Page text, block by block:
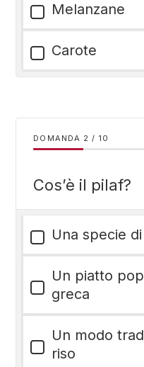
Melanzane
Carote
DOMANDA / 10
Cos’è il pilaf?
Una specie
Un piatto
greca
Un modo
riso